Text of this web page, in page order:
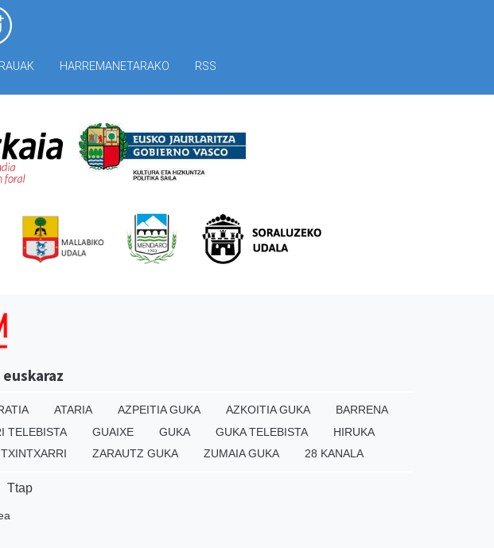
HARREMANETARAKO RSS
ATARIA AZPEITIA GUKA AZKOITIA GUKA
BARRENA
TELEBISTA GUAIXE GUKA GUKA TELEBISTA
HIRUKA
TXINTXARRI ZARAUTZ GUKA ZUMAIA GUKA 28 KANALA
Ttap